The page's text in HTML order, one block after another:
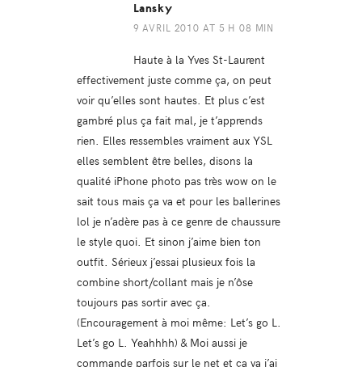
Lansky
9 AVRIL 2010 AT 5 H 08 MIN
Haute à la Yves St-Laurent
effectivement juste comme ça, on peut
voir qu’elles sont hautes. Et plus c’est
gambré plus ça fait mal, je t’apprends
rien. Elles ressembles vraiment aux YSL
elles semblent être belles, disons la
qualité iPhone photo pas très wow on le
sait tous mais ça va et pour les ballerines
lol je n’adère pas à ce genre de chaussure
le style quoi. Et sinon j’aime bien ton
outfit. Sérieux j’essai plusieux fois la
combine short/collant mais je n’ôse
toujours pas sortir avec ça.
(Encouragement à moi même: Let’s go L.
Let’s go L. Yeahhhh) & Moi aussi je
commande parfois sur le net et ça va j’ai